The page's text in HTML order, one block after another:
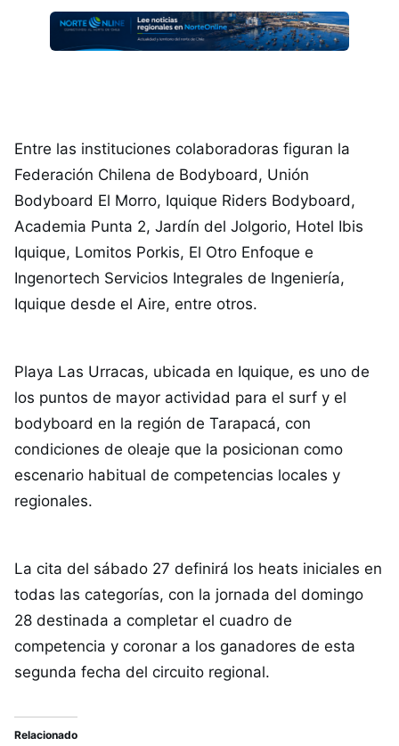
Entre las instituciones colaboradoras figuran la
Federación Chilena de Bodyboard, Unión
Bodyboard El Morro, Iquique Riders Bodyboard,
Academia Punta 2, Jardín del Jolgorio, Hotel Ibis
Iquique, Lomitos Porkis, El Otro Enfoque e
Ingenortech Servicios Integrales de Ingeniería,
Iquique desde el Aire, entre otros.
Playa Las Urracas, ubicada en Iquique, es uno de
los puntos de mayor actividad para el surf y el
bodyboard en la región de Tarapacá, con
condiciones de oleaje que la posicionan como
escenario habitual de competencias locales y
regionales.
La cita del sábado 27 definirá los heats iniciales en
todas las categorías, con la jornada del domingo
28 destinada a completar el cuadro de
competencia y coronar a los ganadores de esta
segunda fecha del circuito regional.
Relacionado